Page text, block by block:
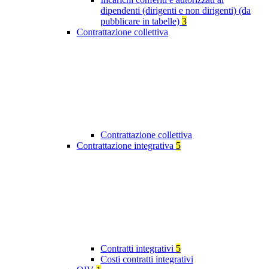
dipendenti (dirigenti e non dirigenti) (da
pubblicare in tabelle) 3
Contrattazione collettiva
Contrattazione collettiva
Contrattazione integrativa 5
Contratti integrativi 5
Costi contratti integrativi